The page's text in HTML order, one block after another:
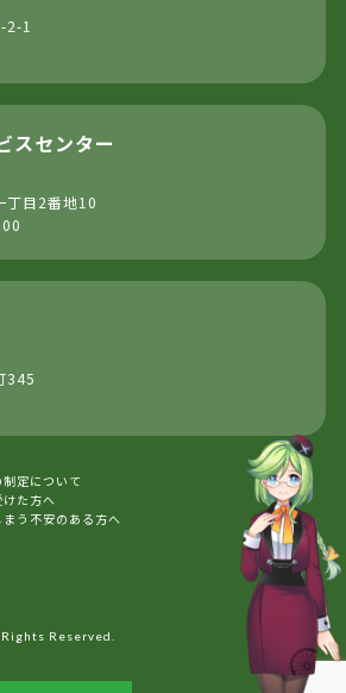
2-1
スセンター
丁目2番地10
345
定について
た方へ
う不安のある方へ
Reserved.